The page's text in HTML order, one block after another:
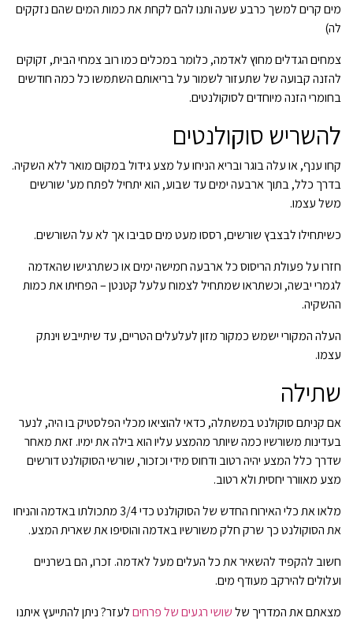
מים קרים למשך כרבע שעה ותנו להם לקחת את כמות המים שהם נזקקים
לה)
צמחים הגדלים מחוץ לאדמה, כלומר במכלים כמו רוב צמחי הבית, זקוקים
להזנה קבועה של שתעזור לשמור על בריאותם השתמשו כל כמה חודשים
בחומרי הזנה מיוחדים לסוקולנטים.
להשריש סוקולנטים
קחו ענף, או עלה בוגר ובריא הניחו על מצע גידול במקום מואר ללא השקיה.
בדרך כלל, בתוך ארבעה ימים עד שבוע, הוא יתחיל לפתח מע' שורשים
משל עצמו.
כשיתחילו לבצבץ שורשים, רססו מעט מים סביבו אך לא על השורשים.
חזרו על פעולת הריסוס כל ארבעה חמישה ימים או כשתרגישו שהאדמה
לגמרי יבשה, וכשתראו שמתחיל לצמוח עלעל קטנטן – הפחיתו את כמות
ההשקיה.
העלה המקורי ישמש כמקור מזון לעלעלים הטריים, עד שיתייבש וינתק
עצמו.
שתילה
אם קניתם סוקולנט במשתלה, כדאי להוציאו מכלי הפלסטיק בו היה, לנער
בעדינות משורשיו כמה שיותר מהמצע עליו הוא בילה את ימיו. זאת מאחר
שדרך כלל המצע יהיה רטוב ודחוס מידי וכזכור, שורשי הסוקולנט דורשים
מצע מאוורר יחסית ולא רטוב.
מלאו את כלי האירוח החדש של הסוקולנט כדי 3/4 מתכולתו באדמה והניחו
את הסוקולנט כך שרק חלק משורשיו באדמה והוסיפו את שארית המצע.
חשוב להקפיד להשאיר את כל העלים מעל לאדמה. זכרו, הם בשרניים
ועלולים להירקב מעודף מים.
מצאתם את המדריך שלשושי רגעים של פרחיםלעזר? ניתן להתייעץ איתנו